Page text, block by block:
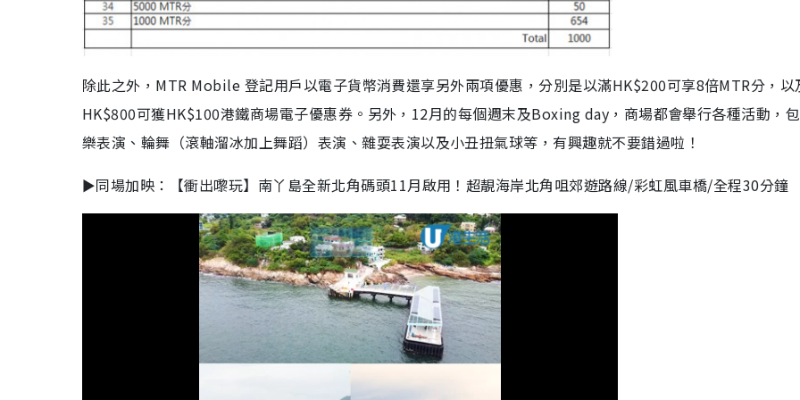
除此之外，MTR Mobile 登記用戶以電子貨幣消費還享另外兩項優惠，分別是以滿HK$200可享8倍MTR分，以
HK$800可獲HK$100港鐵商場電子優惠券。另外，12月的每個週末及Boxing day，商場都會舉行各種活動，
樂表演、輪舞（滾軸溜冰加上舞蹈）表演、雜耍表演以及小丑扭氣球等，有興趣就不要錯過啦！
►同場加映：【衝出嚟玩】南丫島全新北角碼頭11月啟用！超靚海岸北角咀郊遊路線/彩虹風車橋/全程30分鐘